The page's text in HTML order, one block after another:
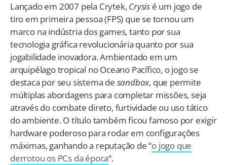
Lançado em 2007 pela Crytek, Crysis é um jogo de
tiro em primeira pessoa (FPS) que se tornou um
marco na indústria dos games, tanto por sua
tecnologia gráfica revolucionária quanto por sua
jogabilidade inovadora. Ambientado em um
arquipélago tropical no Oceano Pacífico, o jogo se
destaca por seu sistema de sandbox, que permite
múltiplas abordagens para completar missões, seja
através do combate direto, furtividade ou uso tático
do ambiente. O título também ficou famoso por exigir
hardware poderoso para rodar em configurações
máximas, ganhando a reputação de “o jogo que
derrotou os PCs da época“.